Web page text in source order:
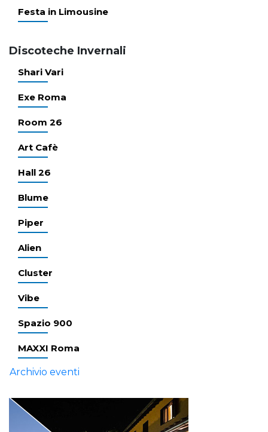
Festa in Limousine
Discoteche Invernali
Shari Vari
Exe Roma
Room 26
Art Cafè
Hall 26
Blume
Piper
Alien
Cluster
Vibe
Spazio 900
MAXXI Roma
Archivio eventi